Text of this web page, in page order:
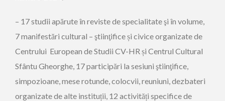
– 17 studii apărute în reviste de specialitate şi în volume,
7 manifestări cultural – ştiinţifice și civice organizate de
Centrului European de Studii CV-HR și Centrul Cultural
Sfântu Gheorghe, 17 participări la sesiuni ştiinţifice,
simpozioane, mese rotunde, colocvii, reuniuni, dezbateri
organizate de alte instituții, 12 activități specifice de